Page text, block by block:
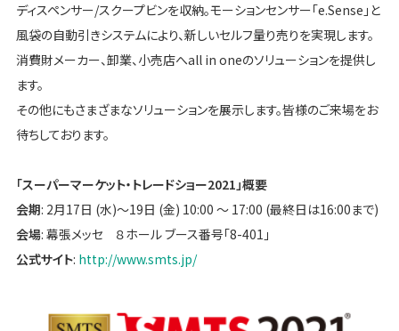
ディスペンサー/スクープビンを収納。モーションセンサー「e.Sense」と
風袋の自動引きシステムにより、新しいセルフ量り売りを実現します。
消費財メーカー、卸業、小売店へall in oneのソリューションを提供し
ます。
その他にもさまざまなソリューションを展示します。皆様のご来場をお
待ちしております。
「スーパーマーケット・トレードショー2021」概要
会期: 2月17日 (水)～19日 (金) 10:00 ～ 17:00 (最終日は16:00まで)
会場: 幕張メッセ ８ホール ブース番号「8-401」
公式サイト: http://www.smts.jp/